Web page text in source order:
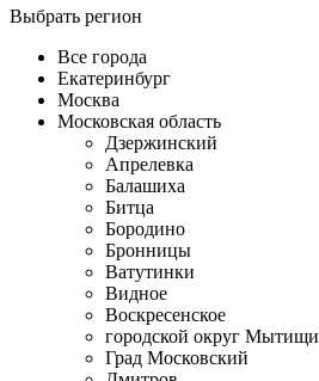
Выбрать регион
Все города
Екатеринбург
Москва
Московская область
Дзержинский
Апрелевка
Балашиха
Битца
Бородино
Бронницы
Ватутинки
Видное
Воскресенское
городской округ Мытищи
Град Московский